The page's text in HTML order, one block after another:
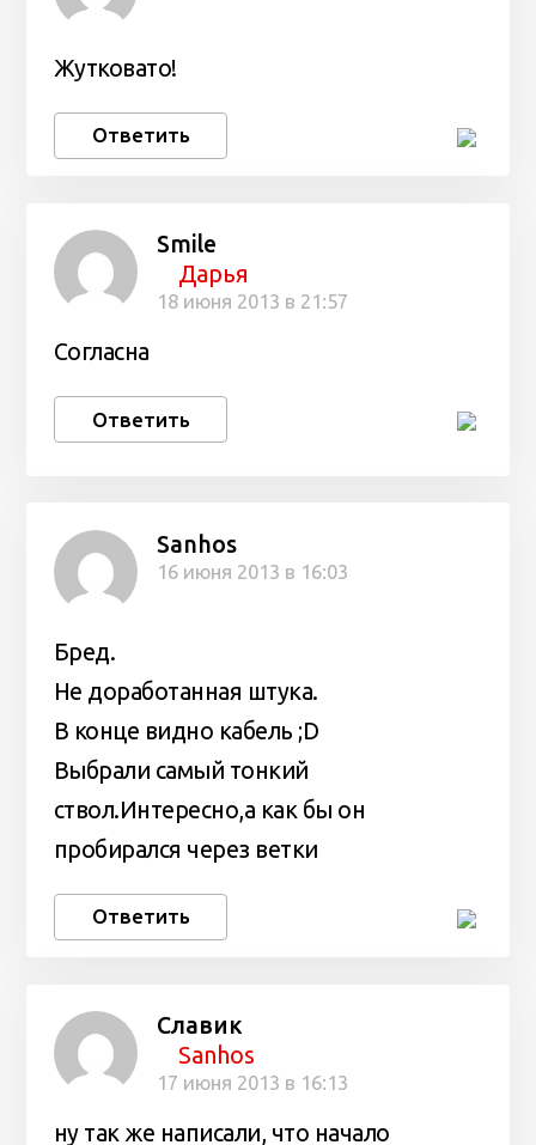
Жутковато!
Ответить
Smile
Дарья
18 июня 2013 в 21:57
Согласна
Ответить
Sanhos
16 июня 2013 в 16:03
Бред.
Не доработанная штука.
В конце видно кабель ;D
Выбрали самый тонкий
ствол.Интересно,а как бы он
пробирался через ветки
Ответить
Славик
Sanhos
17 июня 2013 в 16:13
ну так же написали, что начало